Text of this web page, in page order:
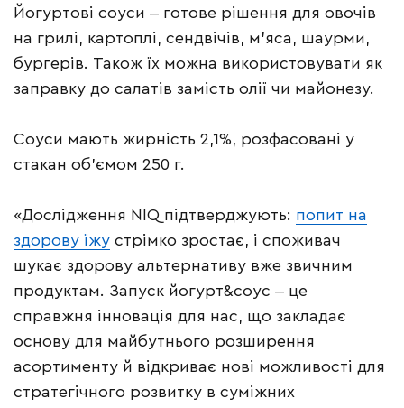
Йогуртові соуси ‒ готове рішення для овочів
на грилі, картоплі, сендвічів, м’яса, шаурми,
бургерів. Також їх можна використовувати як
заправку до салатів замість олії чи майонезу.
Соуси мають жирність 2,1%, розфасовані у
стакан об’ємом 250 г.
«Дослідження NIQ підтверджують: попит на
здорову їжу стрімко зростає, і споживач
шукає здорову альтернативу вже звичним
продуктам. Запуск йогурт&соус ‒ це
справжня інновація для нас, що закладає
основу для майбутнього розширення
асортименту й відкриває нові можливості для
стратегічного розвитку в суміжних